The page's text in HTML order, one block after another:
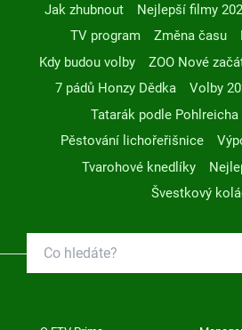
Jak zhubnout Nejlepší filmy
TV program
Změna času
Kdy budou volby
ZOO Nové
7 pádů Honzy Dědka
Volby
Tatarák podle Pohlreicha
Pěstování lichořeřišnice
Tvarohové knedlíky
Švestkový